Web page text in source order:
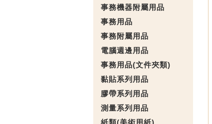
事務機器附屬用品
事務用品
事務附屬用品
電腦週邊用品
事務用品(文件夾類)
黏貼系列用品
膠帶系列用品
測量系列用品
紙類(美術用紙)